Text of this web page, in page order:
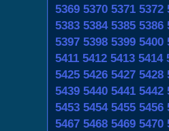
5369 5370 5371 5372
5383 5384 5385 5386
5397 5398 5399 5400
5411 5412 5413 5414
5425 5426 5427 5428
5439 5440 5441 5442
5453 5454 5455 5456
5467 5468 5469 5470